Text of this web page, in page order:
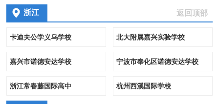
浙江 返回顶部
卡迪夫公学义乌学校 北大附属嘉兴实验学校
嘉兴市诺德安达学校 宁波市奉化区诺德安达学校
浙江常春藤国际高中 杭州西溪国际学校